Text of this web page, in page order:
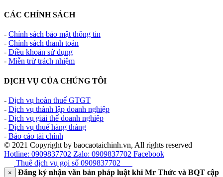
CÁC CHÍNH SÁCH
- Chính sách bảo mật thông tin
- Chính sách thanh toán
- Điều khoản sử dụng
- Miễn trừ trách nhiệm
DỊCH VỤ CỦA CHÚNG TÔI
- Dịch vụ hoàn thuế GTGT
- Dịch vụ thành lập doanh nghiệp
- Dịch vụ giải thể doanh nghiệp
- Dịch vụ thuế hàng tháng
- Báo cáo tài chính
© 2021 Copyright by baocaotaichinh.vn, All rights reserved
Hotline: 0909837702 Zalo: 0909837702 Facebook
Thuê dịch vụ gọi số 0909837702
×
Đăng ký nhận văn bản pháp luật khi Mr Thức và BQT cập